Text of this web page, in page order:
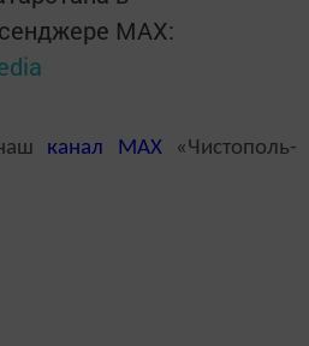
MАХ:
канал MAX«Чистополь-